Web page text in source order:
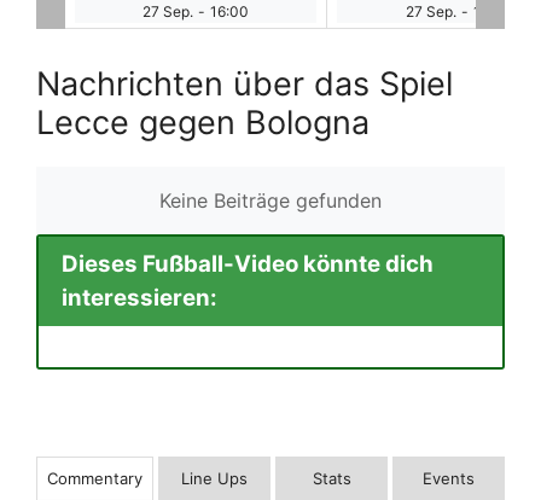
27 Sep. - 18:45
28 Sep. - 10:30
Nachrichten über das Spiel
Lecce gegen Bologna
Keine Beiträge gefunden
Dieses Fußball-Video könnte dich
interessieren:
Commentary Line Ups Stats Events